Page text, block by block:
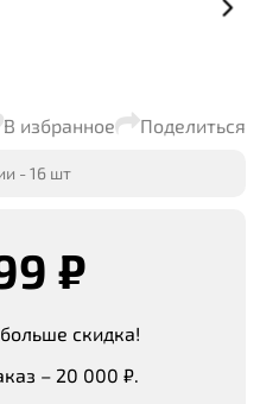
В избранное Поделиться
- 16 шт
₽
скидка!
– 20 000 ₽.